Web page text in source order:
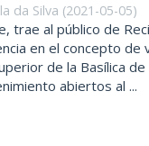
da Silva (2021-05-05)
trae al público de
en el concepto de
de la Basílica de
abiertos al ...